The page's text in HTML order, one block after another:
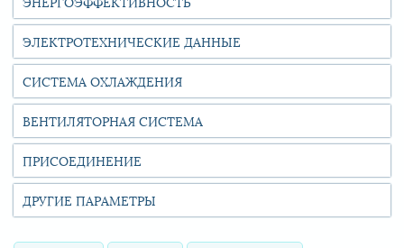
ЭЛЕКТРОТЕХНИЧЕСКИЕ ДАННЫЕ
СИСТЕМА ОХЛАЖДЕНИЯ
ВЕНТИЛЯТОРНАЯ СИСТЕМА
ПРИСОЕДИНЕНИЕ
ДРУГИЕ ПАРАМЕТРЫ